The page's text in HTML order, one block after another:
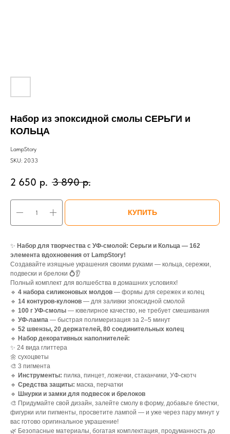
Набор из эпоксидной смолы СЕРЬГИ и
КОЛЬЦА
LampStory
SKU: 2033
2 650 р. 3 890 р.
КУПИТЬ
✨ Набор для творчества с УФ-смолой: Серьги и Кольца — 162
элемента вдохновения от LampStory!
Создавайте изящные украшения своими руками — кольца, сережки,
подвески и брелоки 💍👂
Полный комплект для волшебства в домашних условиях!
🔹 4 набора силиконовых молдов — формы для сережек и колец
🔹 14 контуров-кулонов — для заливки эпоксидной смолой
🔹 100 г УФ-смолы — ювелирное качество, не требует смешивания
🔹 УФ-лампа — быстрая полимеризация за 2–5 минут
🔹 52 швензы, 20 держателей, 80 соединительных колец
🔹 Набор декоративных наполнителей:
✨ 24 вида глиттера
🌼 сухоцветы
🎨 3 пигмента
🔹 Инструменты: пилка, пинцет, ложечки, стаканчики, УФ-скотч
🔹 Средства защиты: маска, перчатки
🔹 Шнурки и замки для подвесок и брелоков
🎨 Придумайте свой дизайн, залейте смолу в форму, добавьте блестки,
фигурки или пигменты, просветите лампой — и уже через пару минут у
вас готово оригинальное украшение!
🌿 Безопасные материалы, богатая комплектация, продуманность до